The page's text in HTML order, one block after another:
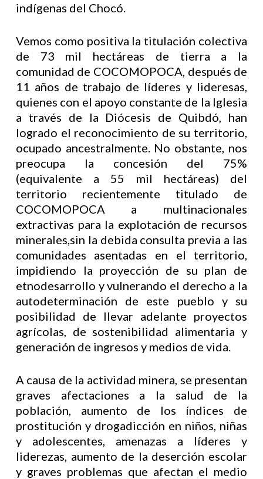
indígenas del Chocó.
Vemos como positiva la titulación colectiva
de 73 mil hectáreas de tierra a la
comunidad de COCOMOPOCA, después de
11 años de trabajo de líderes y lideresas,
quienes con el apoyo constante de la Iglesia
a través de la Diócesis de Quibdó, han
logrado el reconocimiento de su territorio,
ocupado ancestralmente. No obstante, nos
preocupa la concesión del 75%
(equivalente a 55 mil hectáreas) del
territorio recientemente titulado de
COCOMOPOCA a multinacionales
extractivas para la explotación de recursos
minerales,sin la debida consulta previa a las
comunidades asentadas en el territorio,
impidiendo la proyección de su plan de
etnodesarrollo y vulnerando el derecho a la
autodeterminación de este pueblo y su
posibilidad de llevar adelante proyectos
agrícolas, de sostenibilidad alimentaria y
generación de ingresos y medios de vida.
A causa de la actividad minera, se presentan
graves afectaciones a la salud de la
población, aumento de los índices de
prostitución y drogadicción en niños, niñas
y adolescentes, amenazas a líderes y
liderezas, aumento de la deserción escolar
y graves problemas que afectan el medio